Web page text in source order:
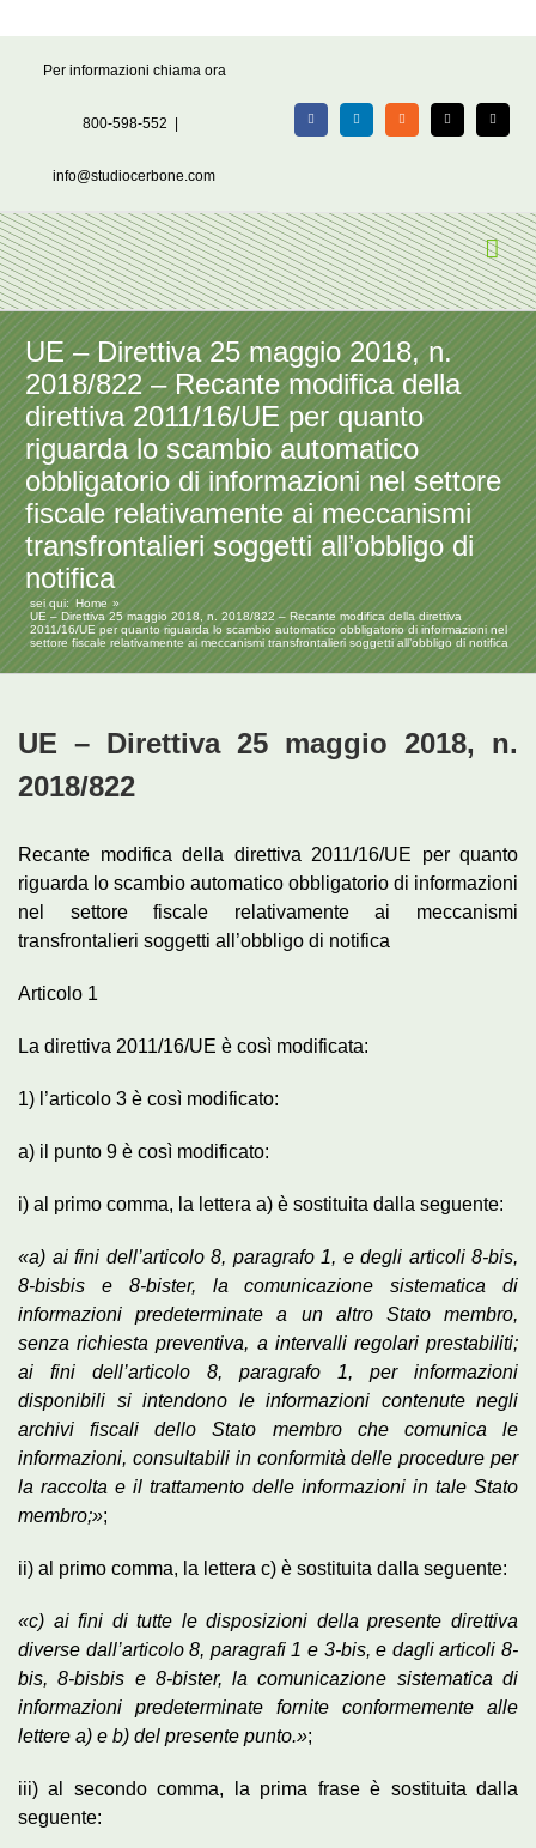
Per informazioni chiama ora
800-598-552
info@studiocerbone.com
FacebookLinkedIn Rss X Email
UE – Direttiva 25 maggio 2018, n.
2018/822 – Recante modifica della
direttiva 2011/16/UE per quanto
riguarda lo scambio automatico
obbligatorio di informazioni nel settore
fiscale relativamente ai meccanismi
transfrontalieri soggetti all’obbligo di
notifica
sei qui: Home
UE – Direttiva 25 maggio 2018, n. 2018/822 – Recante modifica della direttiva
2011/16/UE per quanto riguarda lo scambio automatico obbligatorio di informazioni nel
settore fiscale relativamente ai meccanismi transfrontalieri soggetti all’obbligo di notifica
UE – Direttiva 25 maggio 2018, n.
2018/822
Recante modifica della direttiva 2011/16/UE per quanto
riguarda lo scambio automatico obbligatorio di informazioni
nel settore fiscale relativamente ai meccanismi
transfrontalieri soggetti all’obbligo di notifica
Articolo 1
La direttiva 2011/16/UE è così modificata:
1) l’articolo 3 è così modificato:
a) il punto 9 è così modificato:
i) al primo comma, la lettera a) è sostituita dalla seguente:
«a) ai fini dell’articolo 8, paragrafo 1, e degli articoli 8-bis,
8-bisbis e 8-bister, la comunicazione sistematica di
informazioni predeterminate a un altro Stato membro,
senza richiesta preventiva, a intervalli regolari prestabiliti;
ai fini dell’articolo 8, paragrafo 1, per informazioni
disponibili si intendono le informazioni contenute negli
archivi fiscali dello Stato membro che comunica le
informazioni, consultabili in conformità delle procedure per
la raccolta e il trattamento delle informazioni in tale Stato
membro;»;
ii) al primo comma, la lettera c) è sostituita dalla seguente:
«c) ai fini di tutte le disposizioni della presente direttiva
diverse dall’articolo 8, paragrafi 1 e 3-bis, e dagli articoli 8-
bis, 8-bisbis e 8-bister, la comunicazione sistematica di
informazioni predeterminate fornite conformemente alle
lettere a) e b) del presente punto.»;
iii) al secondo comma, la prima frase è sostituita dalla
seguente: